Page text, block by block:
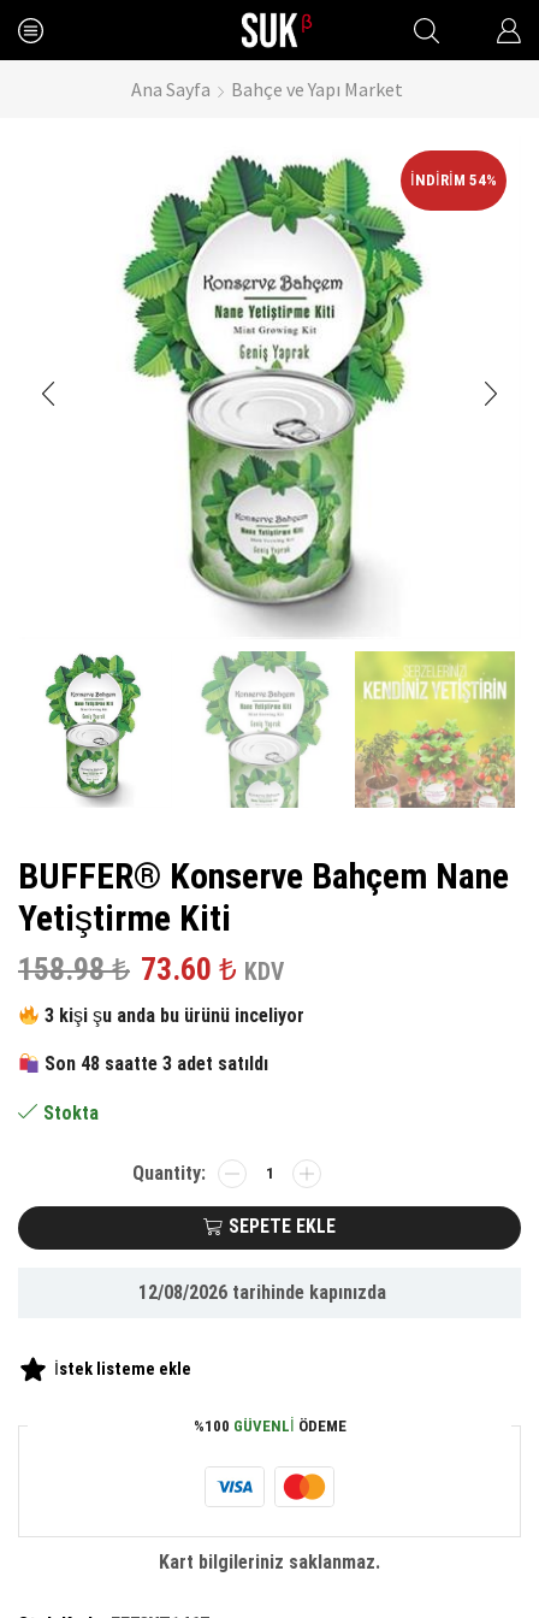
Ana Sayfa Bahçe ve Yapı Market
İNDIRIM 54%
BUFFER® Konserve Bahçem Nane
Yetiştirme Kiti
158.98₺ Orijinal
fiyat:
158.98 ₺.
73.60 ₺ Şu
andaki
fiyat:
KDV
3 kişi şu anda bu ürünü inceliyor
Son 48 saatte 3 adet satıldı
Stokta
BUFFER®
Konserve
Bahçem
Nane
Kiti
SEPETE EKLE
12/08/2026 tarihinde kapınızda
İstek listeme ekle
%100 GÜVENLI ÖDEME
Kart bilgileriniz saklanmaz.